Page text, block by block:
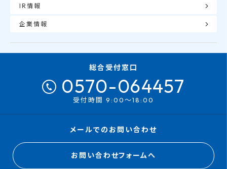
IR情報
企業情報
総合受付窓口
0570-064457
受付時間 9:00～18:00
メールでのお問い合わせ
お問い合わせフォームへ